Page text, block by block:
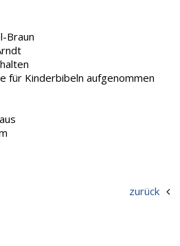
Braun
für Kinderbibeln aufgenommen
zurück